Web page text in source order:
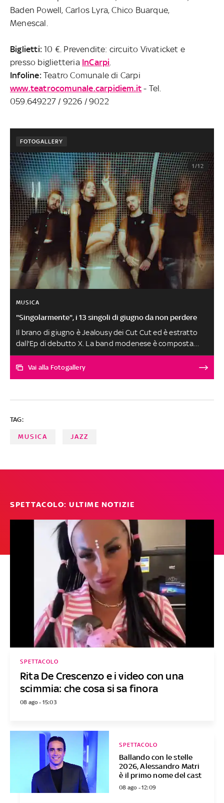
Baden Powell, Carlos Lyra, Chico Buarque,
Menescal.
Biglietti: 10 €. Prevendite: circuito Vivaticket e
presso biglietteria InCarpi.
Infoline:Teatro Comunale di Carpi
www.teatrocomunale.carpidiem.it - Tel.
059.649227 / 9226 / 9022
FOTOGALLERY
1/12
MUSICA
"Singolarmente", i 13 singoli di giugno da non perdere
Il brano di giugno è Jealousy dei Cut Cut ed è estratto
dall'Ep di debutto X. La band modenese è composta
dalla carismatica Scilla Bordini, Luca Vittorio Fava e dai
fratelli Manuel e Daniele Brancolini. Tutto il disco
può creare dubbi sulla natura del rapporto. Le altre
posto a pari merito. SELEZIONE E SCELTA DEI BRANI A
Vai alla Fotogallery
TAG:
MUSICA JAZZ
SPETTACOLO: ULTIME NOTIZIE
Rita De Crescenzo e i video con una
scimmia: che cosa si sa finora
SPETTACOLO
08 ago - 15:03
Ballando con le stelle
2026, Alessandro Matri
è il primo nome del cast
SPETTACOLO
08 ago - 12:09